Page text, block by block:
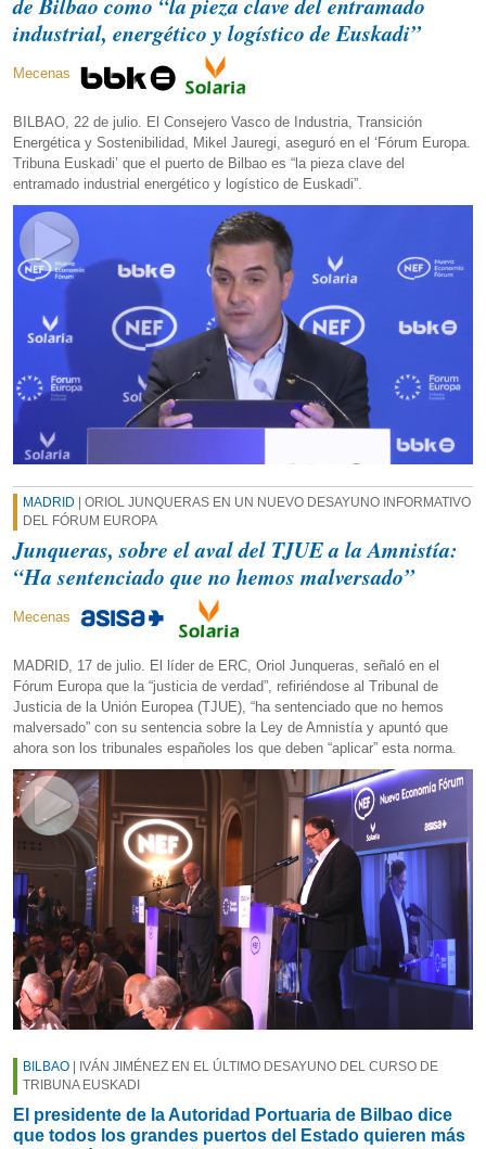
BILBAO | IVÁN JIMÉNEZ EN EL ÚLTIMO DESAYUNO DEL CURSO DE
TRIBUNA EUSKADI
El presidente de la Autoridad Portuaria de Bilbao dice
que todos los grandes puertos del Estado quieren más
industrial, energético y logístico de Euskadi”
Mecenas
BILBAO, 22 de julio. El Consejero Vasco de Industria, Transición
Energética y Sostenibilidad, Mikel Jauregi, aseguró en el ‘Fórum Europa.
Tribuna Euskadi’ que el puerto de Bilbao es “la pieza clave del
entramado industrial energético y logístico de Euskadi”.
MADRID | ORIOL JUNQUERAS EN UN NUEVO DESAYUNO INFORMATIVO
DEL FÓRUM EUROPA
Junqueras, sobre el aval del TJUE a la Amnistía:
“Ha sentenciado que no hemos malversado”
Mecenas
MADRID, 17 de julio. El líder de ERC, Oriol Junqueras, señaló en el
Fórum Europa que la “justicia de verdad”, refiriéndose al Tribunal de
Justicia de la Unión Europea (TJUE), “ha sentenciado que no hemos
malversado” con su sentencia sobre la Ley de Amnistía y apuntó que
ahora son los tribunales españoles los que deben “aplicar” esta norma.